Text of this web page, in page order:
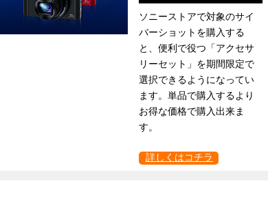
ソニーストアで対象のサイ
バーショットを購入する
と、便利で役つ「アクセサ
リーセット」を期間限定で
選択できるようになってい
ます。単品で購入するより
お得な価格で購入出来ま
す。
詳しくはコチラ